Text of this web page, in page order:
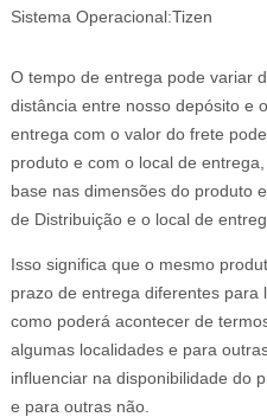
Sistema Operacional:Tizen
O tempo de entrega pode variar
distância entre nosso depósito e
entrega com o valor do frete
produto e com o local de
base nas dimensões do produto
de Distribuição e o local de
Isso significa que o mesmo
prazo de entrega diferentes para
como poderá acontecer de
algumas localidades e para
influenciar na disponibilidade do
e para outras não.